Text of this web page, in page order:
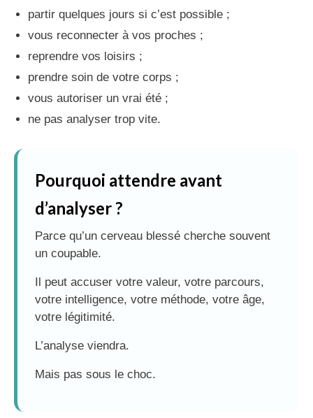
partir quelques jours si c’est possible ;
vous reconnecter à vos proches ;
reprendre vos loisirs ;
prendre soin de votre corps ;
vous autoriser un vrai été ;
ne pas analyser trop vite.
Pourquoi attendre avant
d’analyser ?
Parce qu’un cerveau blessé cherche souvent
un coupable.
Il peut accuser votre valeur, votre parcours,
votre intelligence, votre méthode, votre âge,
votre légitimité.
L’analyse viendra.
Mais pas sous le choc.